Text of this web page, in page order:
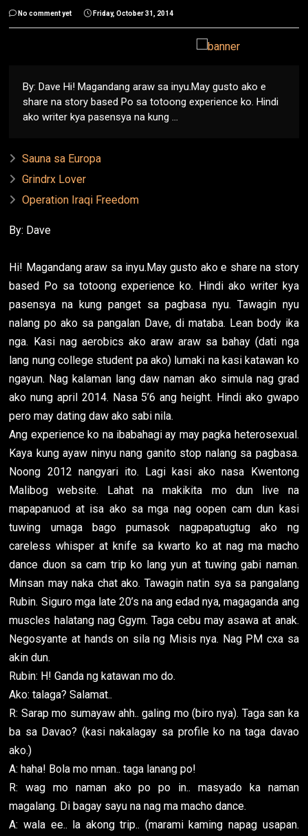
No comment yet Friday, October 31, 2014
By: Dave Hi! Magandang araw sa inyu.May gusto ako e
share na story based Po sa totoong experience ko. Hindi
ako writer kya pasensya na kung ...
Sauna sa Europa
Grindrx Lover
Operation Iraqi Freedom
By: Dave
Hi! Magandang araw sa inyu.May gusto ako e share na story
based Po sa totoong experience ko. Hindi ako writer kya
pasensya na kung panget sa pagbasa nyu. Tawagin nyu
nalang po ako sa pangalan Dave, di mataba. Lean body ika
nga. Kasi nag aerobics ako araw araw sa bahay (dati nga
lang nung college student pa ako) lumaki na kasi katawan ko
ngayun. Nag kalaman lang daw naman ako simula nag grad
ako nung april 2014. Nasa 5’6 ang height. Hindi ako gwapo
pero may dating daw ako sabi nila.
Ang experience ko na ibabahagi ay may pagka heterosexual.
Kaya kung ayaw ninyu nang ganito stop nalang sa pagbasa.
Noong 2012 nangyari ito. Lagi kasi ako nasa Kwentong
Malibog website. Lahat na makikita mo dun live na
mapapanuod at isa ako sa mga nag oopen cam dun kasi
tuwing umaga bago pumasok nagpapatugtug ako ng
careless whisper at knife sa kwarto ko at nag ma macho
dance duon sa cam trip ko lang yun at tuwing gabi naman.
Minsan may naka chat ako. Tawagin natin sya sa pangalang
Rubin. Siguro mga late 20’s na ang edad nya, magaganda ang
muscles halatang nag Ggym. Taga cebu may asawa at anak.
Negosyante at hands on sila ng Misis nya. Nag PM cxa sa
akin dun.
Rubin: H! Ganda ng katawan mo do.
Ako: talaga? Salamat..
R: Sarap mo sumayaw ahh.. galing mo (biro nya). Taga san ka
ba sa Davao? (kasi nakalagay sa profile ko na taga davao
ako.)
A: haha! Bola mo nman.. taga lanang po!
R: wag mo naman ako po po in.. masyado ka naman
magalang. Di bagay sayu na nag ma macho dance.
A: wala ee.. la akong trip.. (marami kaming napag usapan.